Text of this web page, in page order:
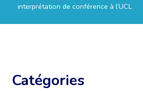
interprétation de conférence à l’UCL
Catégories